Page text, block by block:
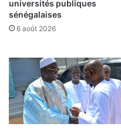
universités publiques
sénégalaises
6 août 2026